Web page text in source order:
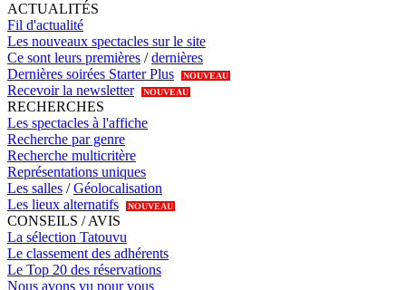
ACTUALITÉS
Fil d'actualité
Les nouveaux spectacles sur le site
Ce sont leurs premières /dernières
Dernières soirées Starter Plus
NOUVEAU
Recevoir la newsletter NOUVEAU
RECHERCHES
Les spectacles à l'affiche
Recherche par genre
Recherche multicritère
Représentations uniques
Les salles /Géolocalisation
Les lieux alternatifs
NOUVEAU
CONSEILS / AVIS
La sélection Tatouvu
Le classement des adhérents
Le Top 20 des réservations
Nous avons vu pour vous